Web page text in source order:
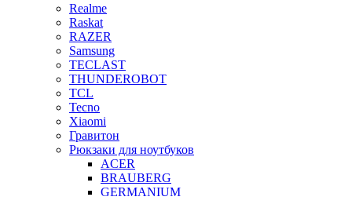
Realme
Raskat
RAZER
Samsung
TECLAST
THUNDEROBOT
TCL
Tecno
Xiaomi
Гравитон
Рюкзаки для ноутбуков
ACER
BRAUBERG
GERMANIUM